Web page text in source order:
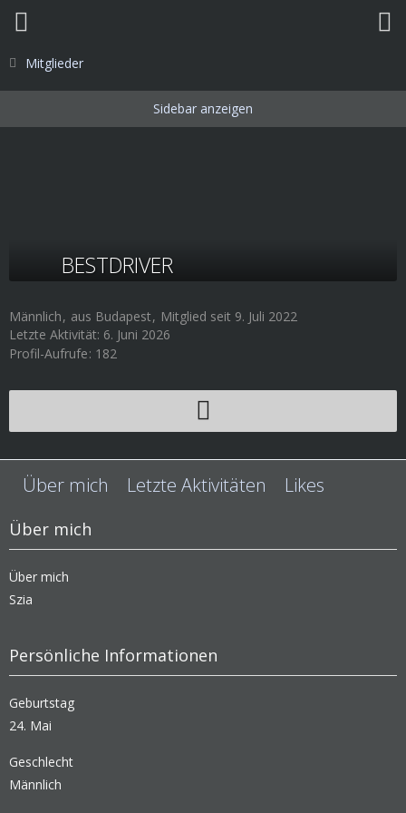
Mitglieder
BESTDRIVER
Männlich aus Budapest
Mitglied seit 9. Juli 2022
Letzte Aktivität: 6. Juni 2026
Profil-Aufrufe 182
Über mich Letzte Aktivitäten Likes
Über mich
Über mich
Szia
Persönliche Informationen
Geburtstag
24. Mai
Geschlecht
Männlich